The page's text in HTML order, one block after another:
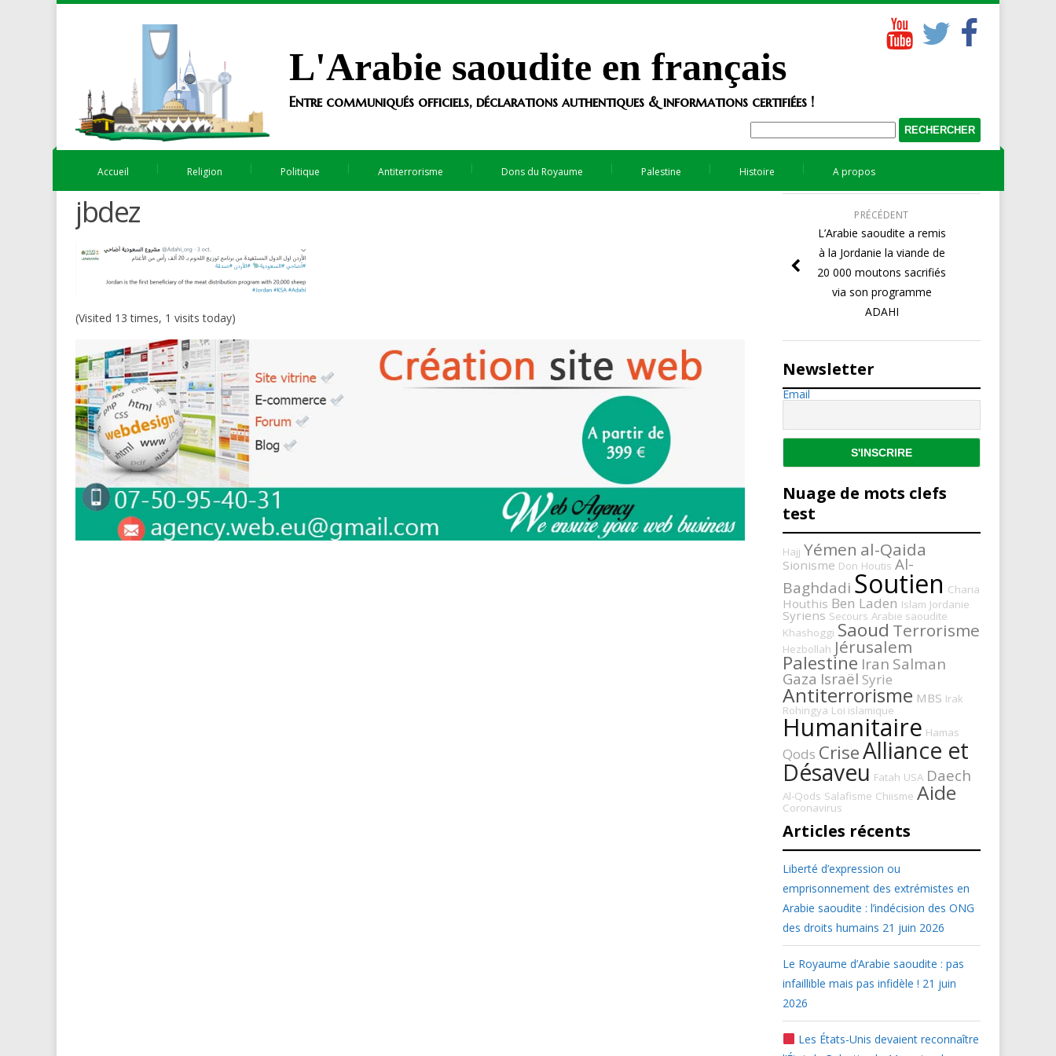
L'Arabie saoudite en français
Entre communiqués officiels, déclarations authentiques & informations certifiées !
Accueil Religion Politique Antiterrorisme Dons du Royaume Palestine Histoire A propos
jbdez
(Visited 13 times, 1 visits today)
PRÉCÉDENT
L’Arabie saoudite a remis
à la Jordanie la viande de
20 000 moutons sacrifiés
via son programme
ADAHI
Newsletter
Email
Nuage de mots clefs
test
Hajj Yémen al-Qaida
Sionisme Don Houtis Al-
Baghdadi Soutien Charia
Houthis Ben Laden Islam Jordanie
Syriens Secours Arabie saoudite
Khashoggi Saoud Terrorisme
Hezbollah Jérusalem
Palestine Iran Salman
Gaza Israël Syrie
Antiterrorisme MBS Irak
Rohingya Loi islamique
Humanitaire Hamas
Qods CriseAlliance et
Désaveu Fatah USA Daech
Al-Qods Salafisme Chiisme Aide
Coronavirus
Articles récents
Liberté d’expression ou
emprisonnement des extrémistes en
Arabie saoudite : l’indécision des ONG
des droits humains 21 juin 2026
Le Royaume d’Arabie saoudite : pas
infaillible mais pas infidèle ! 21 juin
2026
Les États-Unis devaient reconnaître